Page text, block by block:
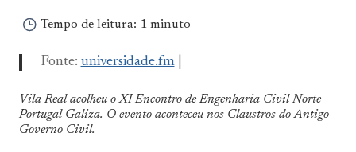
Tempo de leitura: 1 minuto
Fonte: universidade.fm|
Vila Real acolheu o XI Encontro de Engenharia Civil Norte
Portugal Galiza. O evento aconteceu nos Claustros do Antigo
Governo Civil.